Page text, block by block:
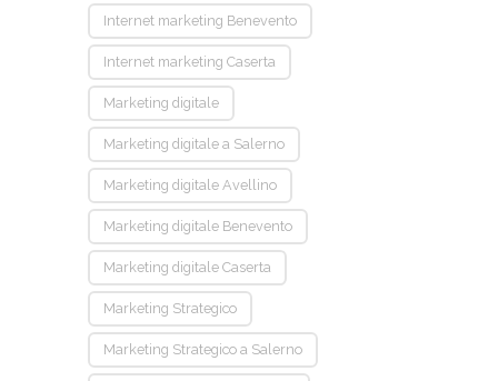
Internet marketing Benevento
Internet marketing Caserta
Marketing digitale
Marketing digitale a Salerno
Marketing digitale Avellino
Marketing digitale Benevento
Marketing digitale Caserta
Marketing Strategico
Marketing Strategico a Salerno